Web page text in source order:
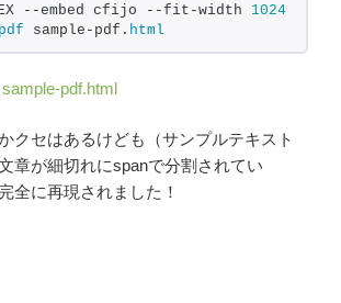
--embed cfijo --fit-width 1024
pdf sample-pdf. html
pdf.html
クセはあるけども（サンプルテキスト
章が細切れにspanで分割されてい
全に再現されました！